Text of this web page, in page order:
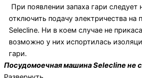
При появлении запаха гари следует
отключить подачу электричества на
Selecline. Ни в коем случае не
возможно у них испортилась
гари.
Посудомоечная машина Selecline не